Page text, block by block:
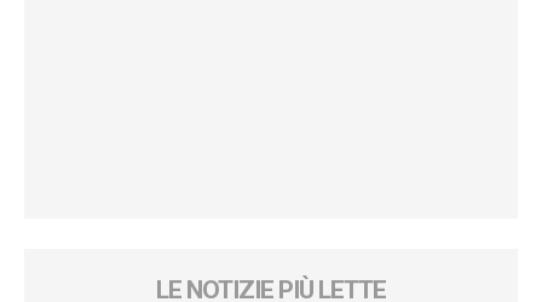
LE NOTIZIE PIÙ LETTE